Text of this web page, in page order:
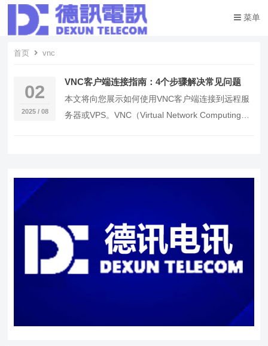
菜单
首页 vnc
02
2025 / 08
VNC客户端连接指南：4个步骤解决常见问题
本文将向您展示如何使用VNC客户端连接到远程服
务器或VPS。VNC（Virtual Network Computing）